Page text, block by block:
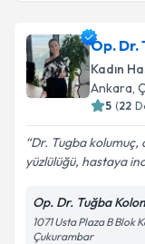
Op. Dr.
Kadın
Ankara,
5 (22
Dr. Tugba kolumuç,
yüzlülüğü, hastaya
Op. Dr. Tuğba
1071 Usta Plaza B Blok
Çukurambar